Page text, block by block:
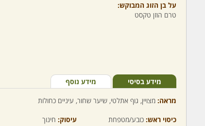
על בן הזוג המבוקש:
טרם הוזן טקסט
מידע בסיסי מידע נוסף
מראה: מצויין, גוף אתלטי, שיער שחור, עיניים כחולות
כיסוי ראש: כובע/מטפחת עיסוק: חינוך